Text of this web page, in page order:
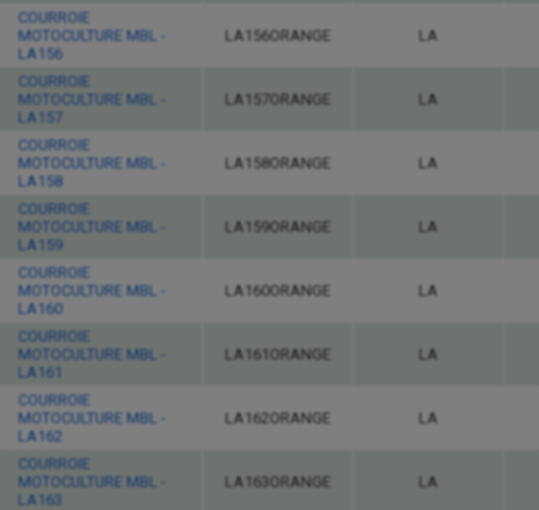
COURROIE
MOTOCULTURE MBL -
LA156
LA156ORANGE LA
COURROIE
MOTOCULTURE MBL -
LA157
LA157ORANGE LA
COURROIE
MOTOCULTURE MBL -
LA158
LA158ORANGE LA
COURROIE
MOTOCULTURE MBL -
LA159
LA159ORANGE LA
COURROIE
MOTOCULTURE MBL -
LA160
LA160ORANGE LA
COURROIE
MOTOCULTURE MBL -
LA161
LA161ORANGE LA
COURROIE
MOTOCULTURE MBL -
LA162
LA162ORANGE LA
COURROIE
MOTOCULTURE MBL -
LA163
LA163ORANGE LA